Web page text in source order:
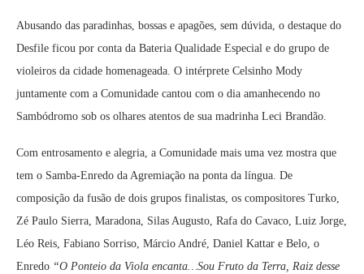
Abusando das paradinhas, bossas e apagões, sem dúvida, o destaque do
Desfile ficou por conta da Bateria Qualidade Especial e do grupo de
violeiros da cidade homenageada. O intérprete Celsinho Mody
juntamente com a Comunidade cantou com o dia amanhecendo no
Sambódromo sob os olhares atentos de sua madrinha Leci Brandão.
Com entrosamento e alegria, a Comunidade mais uma vez mostra que
tem o Samba-Enredo da Agremiação na ponta da língua. De
composição da fusão de dois grupos finalistas, os compositores Turko,
Zé Paulo Sierra, Maradona, Silas Augusto, Rafa do Cavaco, Luiz Jorge,
Léo Reis, Fabiano Sorriso, Márcio André, Daniel Kattar e Belo, o
Enredo “O Ponteio da Viola encanta…Sou Fruto da Terra, Raiz desse